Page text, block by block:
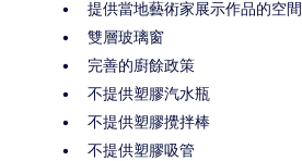
提供當地藝術家展示作品的空間
雙層玻璃窗
完善的廚餘政策
不提供塑膠汽水瓶
不提供塑膠攪拌棒
不提供塑膠吸管